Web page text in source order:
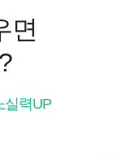
면
실력UP